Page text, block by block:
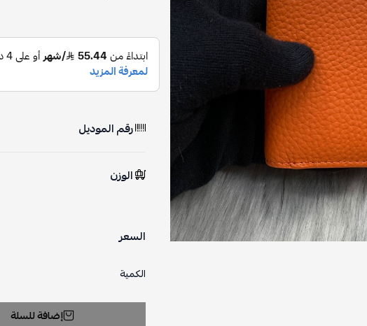
رقم الموديل
الوزن
السعر
الكمية
إضافة للسلة